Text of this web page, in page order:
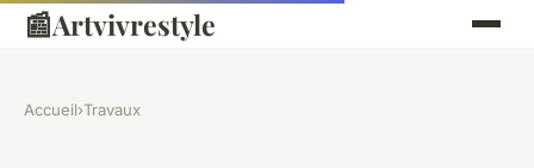
📰Artvivrestyle
Accueil›Travaux